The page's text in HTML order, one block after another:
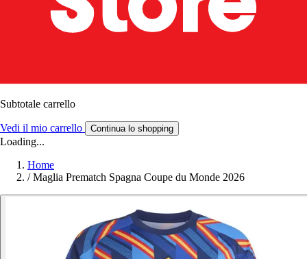
Subtotale carrello
Vedi il mio carrello Continua lo shopping
Loading...
Home
/ Maglia Prematch Spagna Coupe du Monde 2026